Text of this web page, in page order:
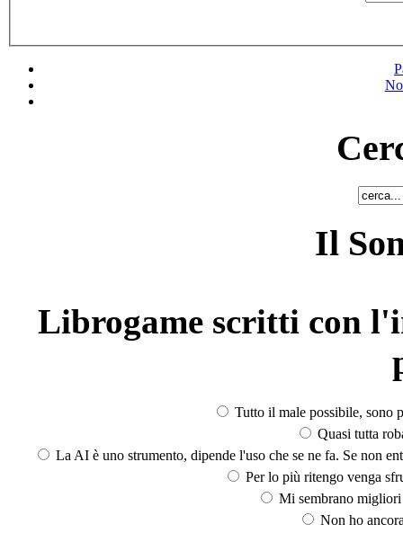
Il
Librogame scritti con
Tutto il male possibile, sono
Quasi tutta
La AI è uno strumento, dipende l'uso che se ne fa. Se non
Per lo più ritengo venga
Mi sembrano
Non ho